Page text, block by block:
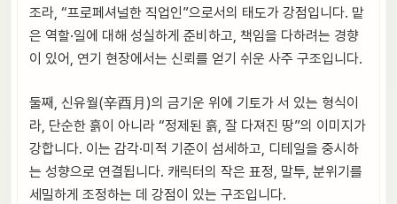
조라, “프로페셔널한 직업인”으로서의 태도가 강점입니다. 맡
은 역할·일에 대해 성실하게 준비하고, 책임을 다하려는 경향
이 있어, 연기 현장에서는 신뢰를 얻기 쉬운 사주 구조입니다.
둘째, 신유월(辛酉月)의 금기운 위에 기토가 서 있는 형식이
라, 단순한 흙이 아니라 “정제된 흙, 잘 다져진 땅”의 이미지가
강합니다. 이는 감각·미적 기준이 섬세하고, 디테일을 중시하
는 성향으로 연결됩니다. 캐릭터의 작은 표정, 말투, 분위기를
세밀하게 조정하는 데 강점이 있는 구조입니다.